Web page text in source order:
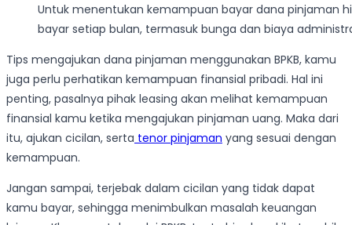
Untuk menentukan kemampuan bayar dana pinjaman
bayar setiap bulan, termasuk bunga dan biaya
Tips mengajukan dana pinjaman menggunakan BPKB, kamu
juga perlu perhatikan kemampuan finansial pribadi. Hal ini
penting, pasalnya pihak leasing akan melihat kemampuan
finansial kamu ketika mengajukan pinjaman uang. Maka dari
itu, ajukan cicilan, serta tenor pinjaman yang sesuai dengan
kemampuan.
Jangan sampai, terjebak dalam cicilan yang tidak dapat
kamu bayar, sehingga menimbulkan masalah keuangan